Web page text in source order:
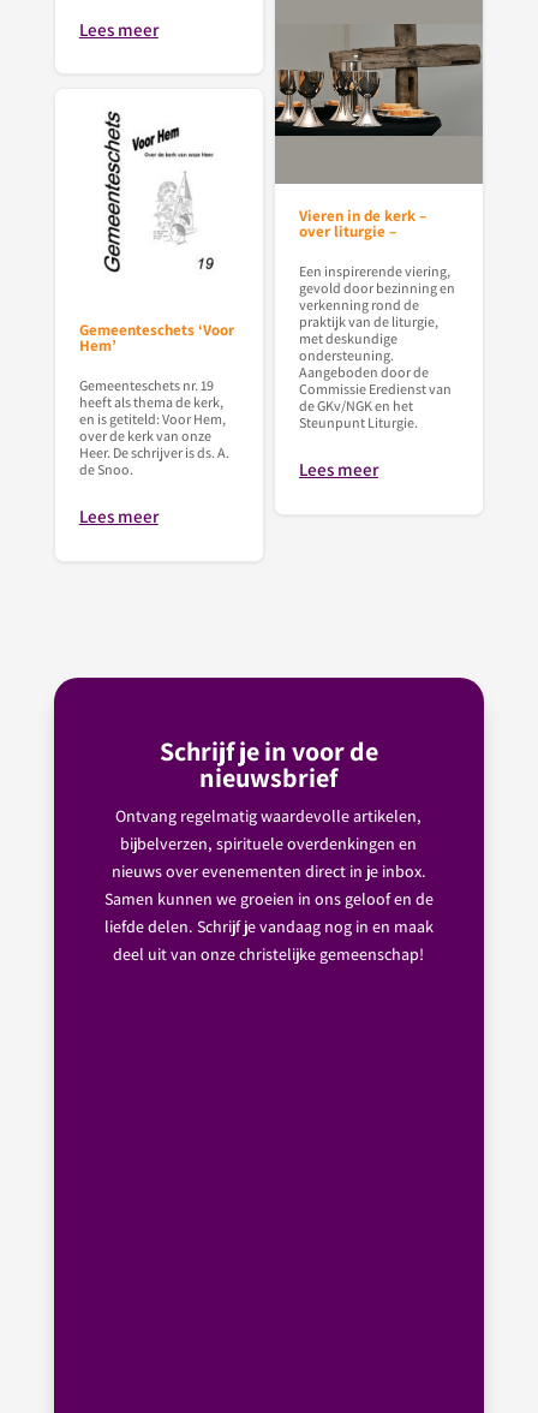
Lees meer
Vieren in de kerk –
over liturgie –
Een inspirerende viering,
gevold door bezinning en
verkenning rond de
praktijk van de liturgie,
met deskundige
ondersteuning.
Aangeboden door de
Commissie Eredienst van
de GKv/NGK en het
Steunpunt Liturgie.
Lees meer
Gemeenteschets ‘Voor
Hem’
Gemeenteschets nr. 19
heeft als thema de kerk,
en is getiteld: Voor Hem,
over de kerk van onze
Heer. De schrijver is ds. A.
de Snoo.
Lees meer
Schrijf je in voor de
nieuwsbrief
Ontvang regelmatig waardevolle artikelen,
bijbelverzen, spirituele overdenkingen en
nieuws over evenementen direct in je inbox.
Samen kunnen we groeien in ons geloof en de
liefde delen. Schrijf je vandaag nog in en maak
deel uit van onze christelijke gemeenschap!